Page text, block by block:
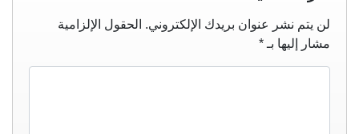
لن يتم نشر عنوان بريدك الإلكتروني. الحقول الإلزامية
مشار إليها بـ *